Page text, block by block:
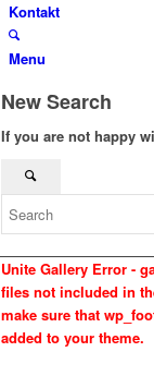
Kontakt
Menu
New Search
If you are not happy
Unite Gallery Error -
files not included in
make sure that
added to your theme.